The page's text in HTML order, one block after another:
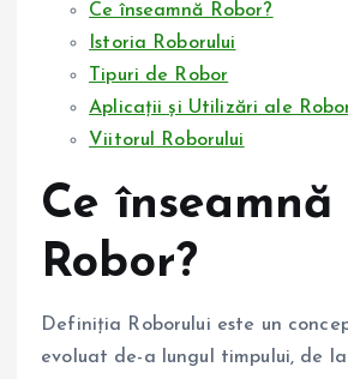
Ce înseamnă Robor?
Istoria Roborului
Tipuri de Robor
Aplicații și Utilizări ale
Viitorul Roborului
Ce înseamnă
Robor?
Definiția Roborului este un
evoluat de-a lungul timpului, de la